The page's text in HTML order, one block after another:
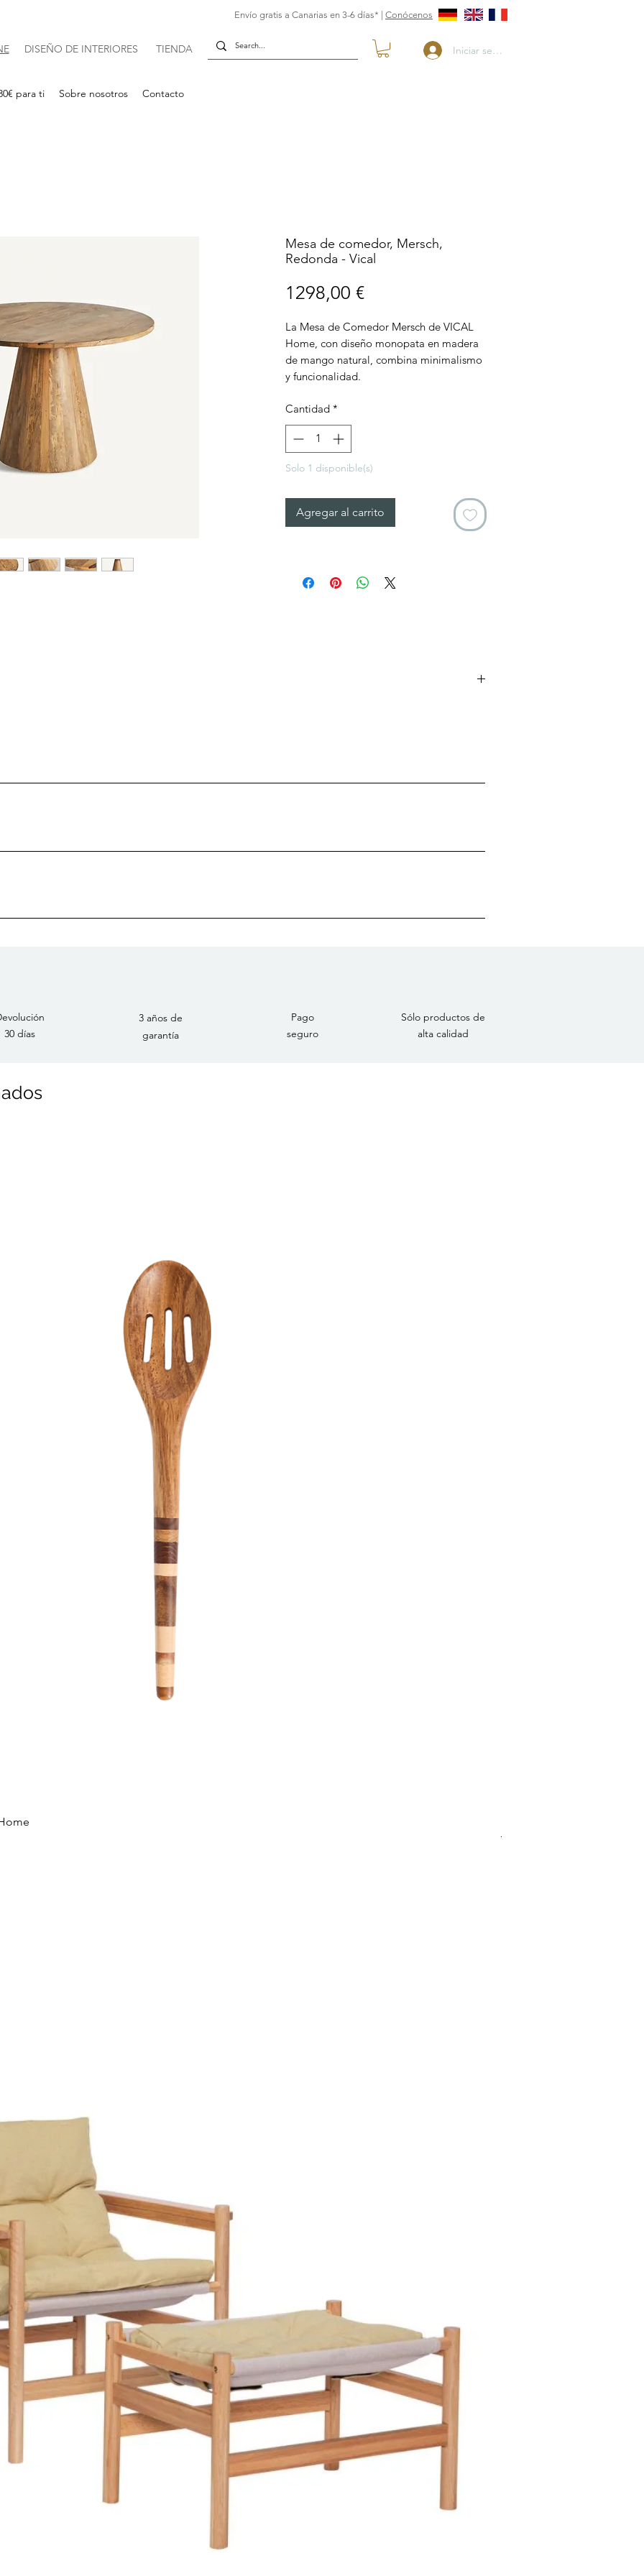
Envío gratis a Canarias en 3-6 días* | Conócenos
DISEÑO DE INTERIORES TIENDA Iniciar sesión
para ti Sobre nosotros Contacto
Mesa de comedor, Mersch,
Redonda - Vical
1298,00 €Precio
La Mesa de Comedor Mersch de VICAL
Home, con diseño monopata en madera
de mango natural, combina minimalismo
y funcionalidad.
Cantidad *
Solo 1 disponible(s)
Agregar al carrito
30 días
3 años de
garantía
Pago
seguro
Sólo productos de
alta calidad